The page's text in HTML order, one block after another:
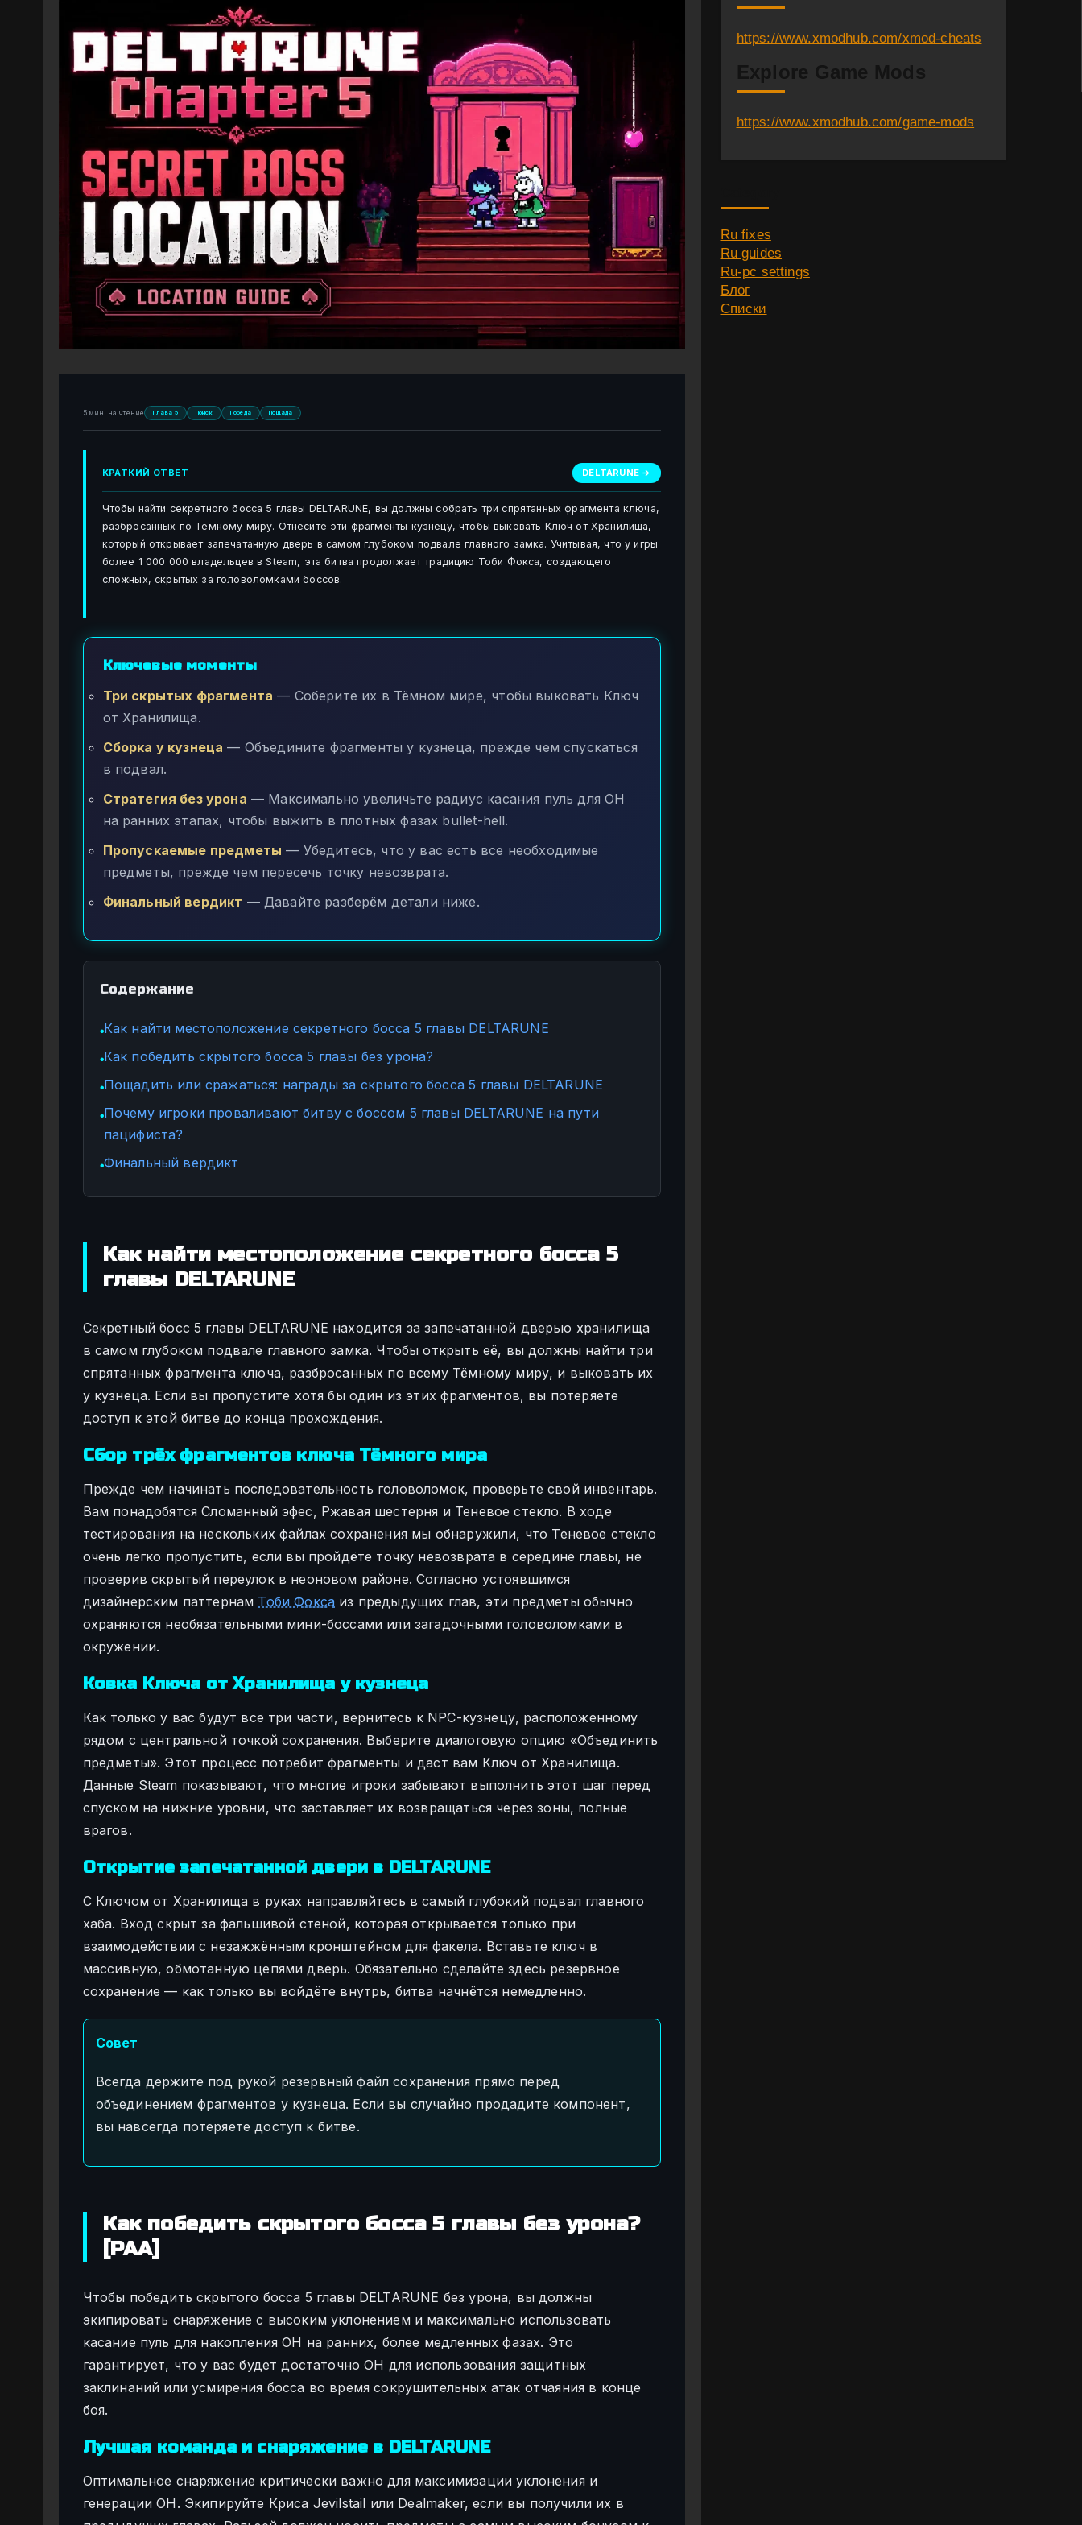
5 мин. на чтение Глава 5 Поиск Победа Пощада
КРАТКИЙ ОТВЕТ DELTARUNE →
Чтобы найти секретного босса 5 главы DELTARUNE, вы должны собрать три спрятанных фрагмента ключа,
разбросанных по Тёмному миру. Отнесите эти фрагменты кузнецу, чтобы выковать Ключ от Хранилища,
который открывает запечатанную дверь в самом глубоком подвале главного замка. Учитывая, что у игры
более 1 000 000 владельцев в Steam, эта битва продолжает традицию Тоби Фокса, создающего
сложных, скрытых за головоломками боссов.
Ключевые моменты
Три скрытых фрагмента — Соберите их в Тёмном мире, чтобы выковать Ключ
от Хранилища.
Сборка у кузнеца — Объедините фрагменты у кузнеца, прежде чем спускаться
в подвал.
Стратегия без урона — Максимально увеличьте радиус касания пуль для ОН
на ранних этапах, чтобы выжить в плотных фазах bullet-hell.
Пропускаемые предметы — Убедитесь, что у вас есть все необходимые
предметы, прежде чем пересечь точку невозврата.
Финальный вердикт — Давайте разберём детали ниже.
Содержание
●Как найти местоположение секретного босса 5 главы DELTARUNE
●Как победить скрытого босса 5 главы без урона?
●Пощадить или сражаться: награды за скрытого босса 5 главы DELTARUNE
●Почему игроки проваливают битву с боссом 5 главы DELTARUNE на пути
пацифиста?
●Финальный вердикт
Как найти местоположение секретного босса 5
главы DELTARUNE
Секретный босс 5 главы DELTARUNE находится за запечатанной дверью хранилища
в самом глубоком подвале главного замка. Чтобы открыть её, вы должны найти три
спрятанных фрагмента ключа, разбросанных по всему Тёмному миру, и выковать их
у кузнеца. Если вы пропустите хотя бы один из этих фрагментов, вы потеряете
доступ к этой битве до конца прохождения.
Сбор трёх фрагментов ключа Тёмного мира
Прежде чем начинать последовательность головоломок, проверьте свой инвентарь.
Вам понадобятся Сломанный эфес, Ржавая шестерня и Теневое стекло. В ходе
тестирования на нескольких файлах сохранения мы обнаружили, что Теневое стекло
очень легко пропустить, если вы пройдёте точку невозврата в середине главы, не
проверив скрытый переулок в неоновом районе. Согласно устоявшимся
дизайнерским паттернам Тоби Фокса из предыдущих глав, эти предметы обычно
охраняются необязательными мини-боссами или загадочными головоломками в
окружении.
Ковка Ключа от Хранилища у кузнеца
Как только у вас будут все три части, вернитесь к NPC-кузнецу, расположенному
рядом с центральной точкой сохранения. Выберите диалоговую опцию «Объединить
предметы». Этот процесс потребит фрагменты и даст вам Ключ от Хранилища.
Данные Steam показывают, что многие игроки забывают выполнить этот шаг перед
спуском на нижние уровни, что заставляет их возвращаться через зоны, полные
врагов.
Открытие запечатанной двери в DELTARUNE
С Ключом от Хранилища в руках направляйтесь в самый глубокий подвал главного
хаба. Вход скрыт за фальшивой стеной, которая открывается только при
взаимодействии с незажжённым кронштейном для факела. Вставьте ключ в
массивную, обмотанную цепями дверь. Обязательно сделайте здесь резервное
сохранение — как только вы войдёте внутрь, битва начнётся немедленно.
Совет
Всегда держите под рукой резервный файл сохранения прямо перед
объединением фрагментов у кузнеца. Если вы случайно продадите компонент,
вы навсегда потеряете доступ к битве.
Как победить скрытого босса 5 главы без урона?
[PAA]
Чтобы победить скрытого босса 5 главы DELTARUNE без урона, вы должны
экипировать снаряжение с высоким уклонением и максимально использовать
касание пуль для накопления ОН на ранних, более медленных фазах. Это
гарантирует, что у вас будет достаточно ОН для использования защитных
заклинаний или усмирения босса во время сокрушительных атак отчаяния в конце
боя.
Лучшая команда и снаряжение в DELTARUNE
Оптимальное снаряжение критически важно для максимизации уклонения и
генерации ОН. Экипируйте Криса Jevilstail или Dealmaker, если вы получили их в
https://www.xmodhub.com/xmod-cheats
Explore Game Mods
https://www.xmodhub.com/game-mods
Ru fixes
Ru guides
Ru-pc settings
Блог
Списки